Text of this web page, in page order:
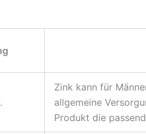
Zink kann für
allgemeine
Produkt die